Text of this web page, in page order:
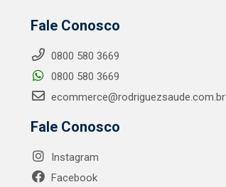
Fale Conosco
0800 580 3669
0800 580 3669
ecommerce@rodriguezsaude.com.br
Fale Conosco
Instagram
Facebook